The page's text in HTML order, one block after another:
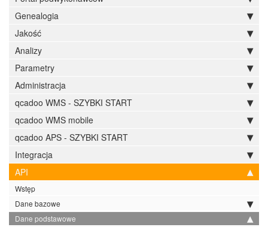
Genealogia
Jakość
Analizy
Parametry
Administracja
qcadoo WMS - SZYBKI START
qcadoo WMS mobile
qcadoo APS - SZYBKI START
Integracja
API
Wstęp
Dane bazowe
Dane podstawowe